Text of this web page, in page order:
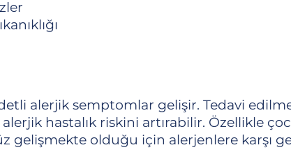
alerjik semptomlar gelişir. Tedavi
hastalık riskini artırabilir. Özellikle
gelişmekte olduğu için alerjenlere karşı